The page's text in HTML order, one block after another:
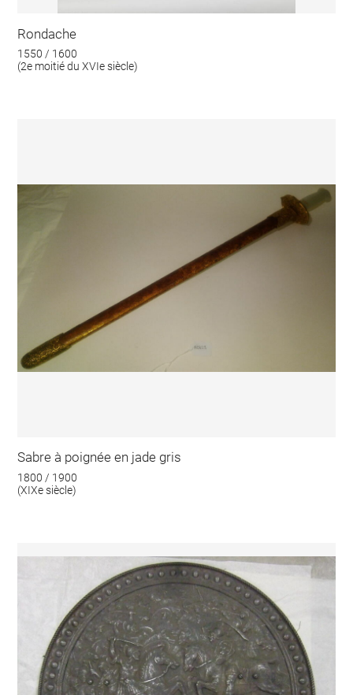
Rondache
1550 / 1600
(2e moitié du XVIe siècle)
Sabre à poignée en jade gris
1800 / 1900
(XIXe siècle)